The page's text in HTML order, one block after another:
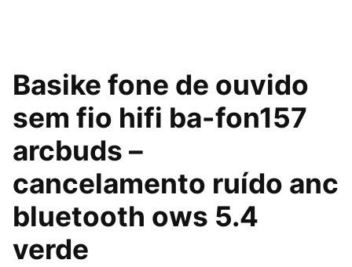
Basike fone de ouvido
sem fio hifi ba-fon157
arcbuds –
cancelamento ruído anc
bluetooth ows 5.4
verde